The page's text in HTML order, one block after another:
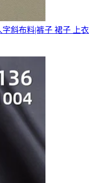
斜布料|裤子 裙子 上衣